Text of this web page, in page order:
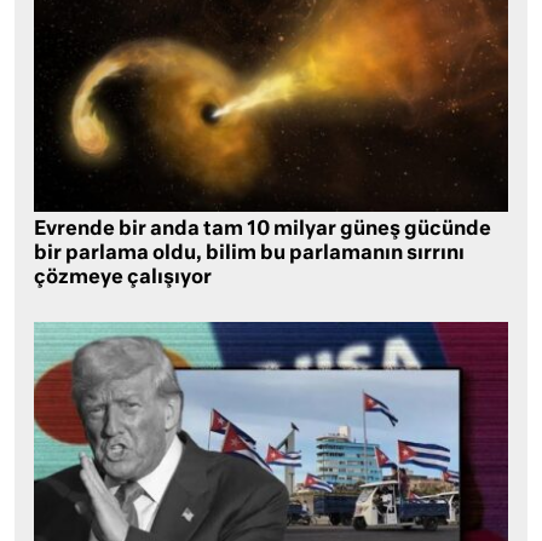
Evrende bir anda tam 10 milyar güneş gücünde
bir parlama oldu, bilim bu parlamanın sırrını
çözmeye çalışıyor